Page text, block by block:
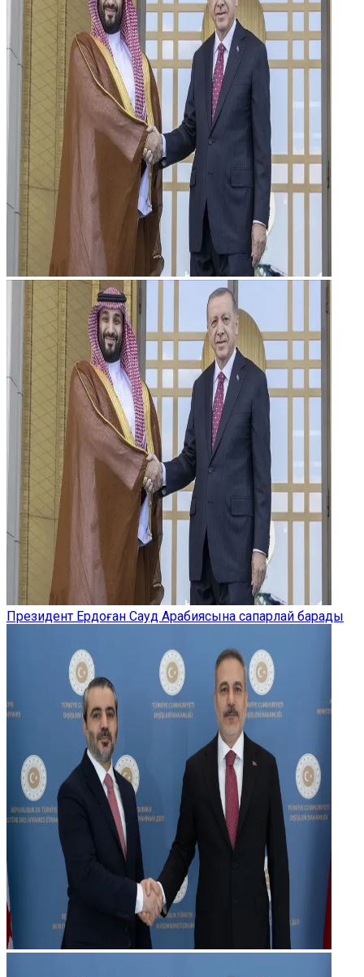
Президент Ердоған Сауд Арабиясына сапарлай барады